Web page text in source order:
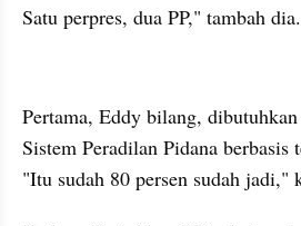
Satu perpres, dua PP," tambah dia.
Pertama, Eddy bilang,
Sistem Peradilan Pidana
"Itu sudah 80 persen sudah jadi,"